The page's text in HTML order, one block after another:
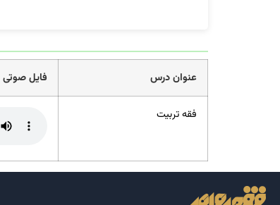
عنوان درس فایل صوتی
فقه تربیت